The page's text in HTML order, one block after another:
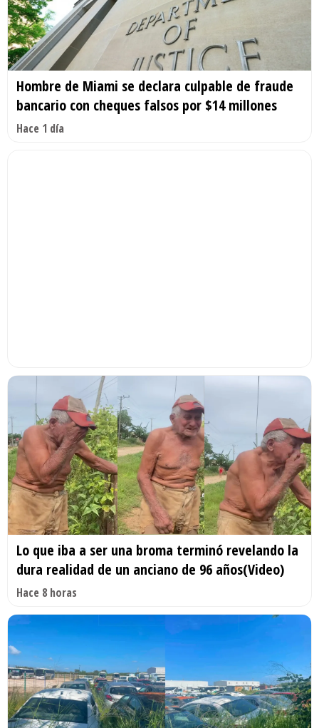
Hombre de Miami se declara culpable de fraude
bancario con cheques falsos por $14 millones
Hace 1 día
Lo que iba a ser una broma terminó revelando la
dura realidad de un anciano de 96 años(Video)
Hace 8 horas